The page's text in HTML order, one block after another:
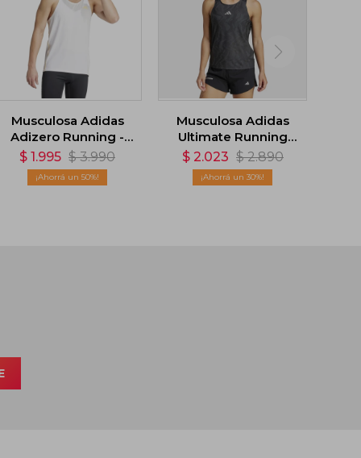
Musculosa Adidas
Adizero Running -
Blanco
$ 1.995 $ 3.990
50
Musculosa Adidas
Ultimate Running
Engineered
CLIMACOOL+ -
Negro
$ 2.023 $ 2.890
30